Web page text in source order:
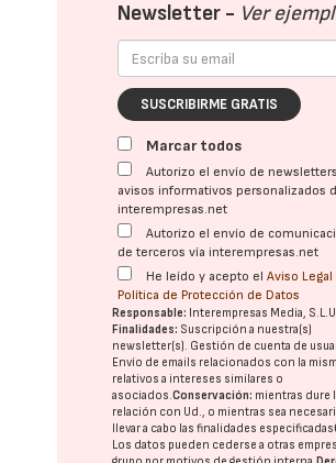
Newsletter - Ver
SUSCRIBIRME GRATIS
Marcar todos
Autorizo el envío de
avisos informativos personalizados
interempresas.net
Autorizo el envío de
de terceros vía interempresas.net
He leído y acepto elAviso Legal
Política de Protección de Datos
Responsable: Interempresas Media,
Finalidades: Suscripción a nuestra(s)
newsletter(s). Gestión de cuenta de
Envío de emails relacionados con la
relativos a intereses similares o
asociados.Conservación: mientras dure
relación con Ud., o mientras sea
llevar a cabo las finalidades especificadas
Los datos pueden cederse a otras